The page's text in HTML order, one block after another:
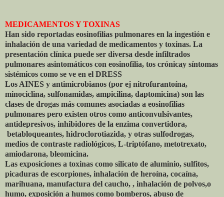
MEDICAMENTOS Y TOXINAS
Han sido reportadas eosinofilias pulmonares en la ingestión e
inhalación de una variedad de medicamentos y toxinas. La
presentación clínica puede ser diversa desde infiltrados
pulmonares asintomáticos con eosinofilia, tos crónicay síntomas
sistémicos como se ve en el DRESS
Los AINES y antimicrobianos (por ej nitrofurantoína,
minociclina, sulfonamidas, ampicilina, daptomicina) son las
clases de drogas más comunes asociadas a eosinofilias
pulmonares pero existen otros como anticonvulsivantes,
antidepresivos, inhibidores de la enzima convertidora,
betabloqueantes, hidroclorotiazida, y otras sulfodrogas,
medios de contraste radiológicos, L-triptófano, metotrexato,
amiodarona, bleomicina.
Las exposiciones a toxinas como silicato de aluminio, sulfitos,
picaduras de escorpiones, inhalación de heroína, cocaína,
marihuana, manufactura del caucho, , inhalación de polvos,o
humo, exposición a humos como bomberos, abuso de